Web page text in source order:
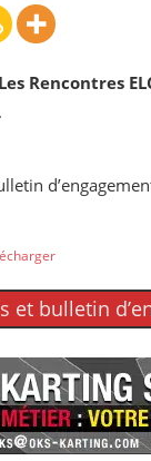
Rencontres
.
et bulletin